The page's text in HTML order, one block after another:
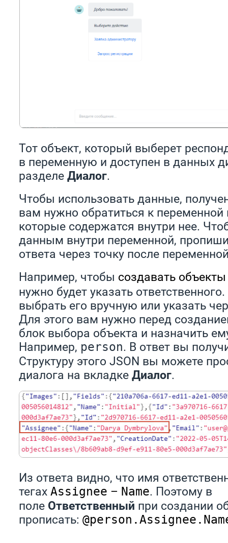
Тот объект, который выберет
в переменную и доступен в данных
разделе Диалог.
Чтобы использовать данные,
вам нужно обратиться к
которые содержатся внутри нее.
данным внутри переменной,
ответа через точку после
Например, чтобы создавать объекты
нужно будет указать
выбрать его вручную или указать
Для этого вам нужно перед
блок выбора объекта и назначить
Например, person. В ответ вы
Структуру этого JSON вы можете
диалога на вкладке Диалог.
Из ответа видно, что имя
тегах Assignee – Name. Поэтому в
поле Ответственный при создании
прописать: